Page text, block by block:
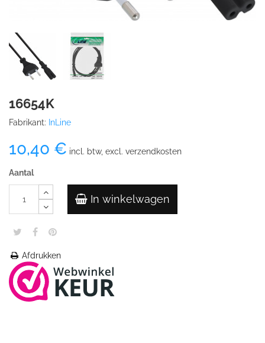
16654K
Fabrikant: InLine
10,40 € incl. btw, excl. verzendkosten
Aantal
In winkelwagen
Afdrukken